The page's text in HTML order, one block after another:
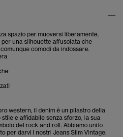
spazio per muoversi liberamente,
una silhouette affusolata che
comodi da indossare.
western, il denim è un pilastro della
e affidabile senza sforzo, la sua
del rock and roll. Abbiamo unito
per darvi i nostri Jeans Slim Vintage.